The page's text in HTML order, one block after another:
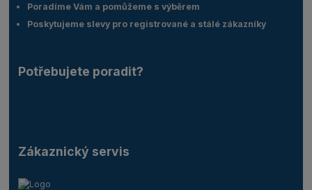
Poradíme Vám a pomůžeme s výběrem
Poskytujeme slevy pro registrované a stálé zákazníky
Potřebujete poradit?
Zákaznický servis